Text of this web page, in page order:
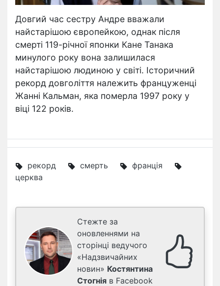
Довгий час сестру Андре вважали
найстарішою європейкою, однак після
смерті 119-річної японки Кане Танака
минулого року вона залишилася
найстарішою людиною у світі. Історичний
рекорд довголіття належить француженці
Жанні Кальман, яка померла 1997 року у
віці 122 років.
рекорд смерть
франція
церква
Стежте за
оновленнями на
сторінці ведучого
«Надзвичайних
новин» Костянтина
Стогнія в Facebook